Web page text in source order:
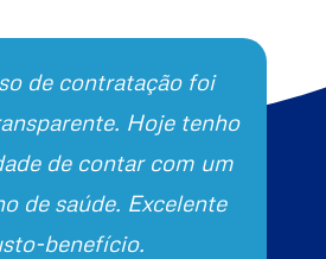
de contratação foi
Hoje tenho
de contar com um
de saúde. Excelente
benefício.